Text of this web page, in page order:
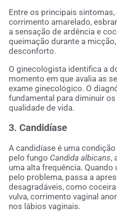
Entre os principais
corrimento amarelado,
a sensação de ardência e
queimação durante a
desconforto.
O ginecologista identifica a
momento em que avalia as
exame ginecológico. O
fundamental para diminuir
qualidade de vida.
3. Candidíase
A candidíase é uma
pelo fungo Candida albicans,
uma alta frequência.
pelo problema, passa a
desagradáveis, como
vulva, corrimento vaginal
nos lábios vaginais.